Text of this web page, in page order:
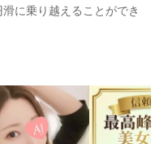
に乗り越えることができ